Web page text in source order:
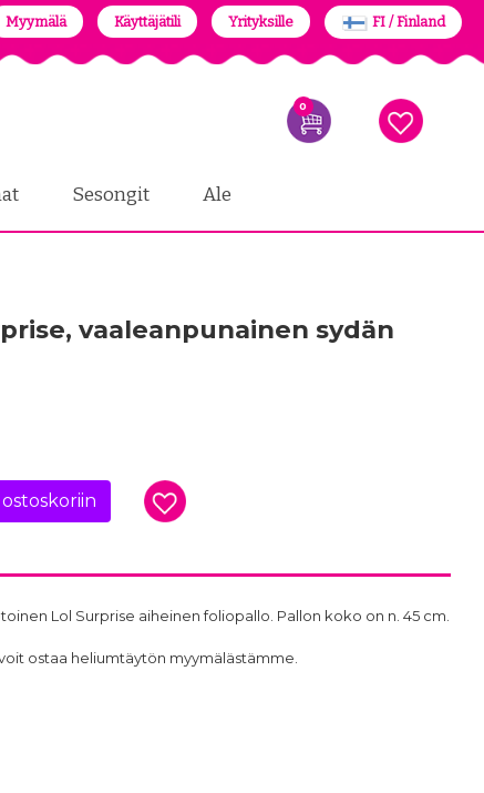
Myymälä Käyttäjätili Yrityksille FI / Finland
0
Sesongit Ale
vaaleanpunainen sydän
ostoskoriin
Lol Surprise aiheinen foliopallo. Pallon koko on n. 45 cm.
ostaa heliumtäytön myymälästämme.